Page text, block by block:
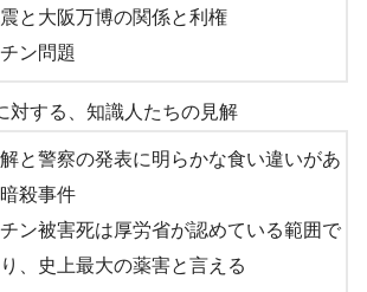
と大阪万博の関係と利権
ン問題
対する、知識人たちの見解
と警察の発表に明らかな食い違いがあ
殺事件
ン被害死は厚労省が認めている範囲で
、史上最大の薬害と言える